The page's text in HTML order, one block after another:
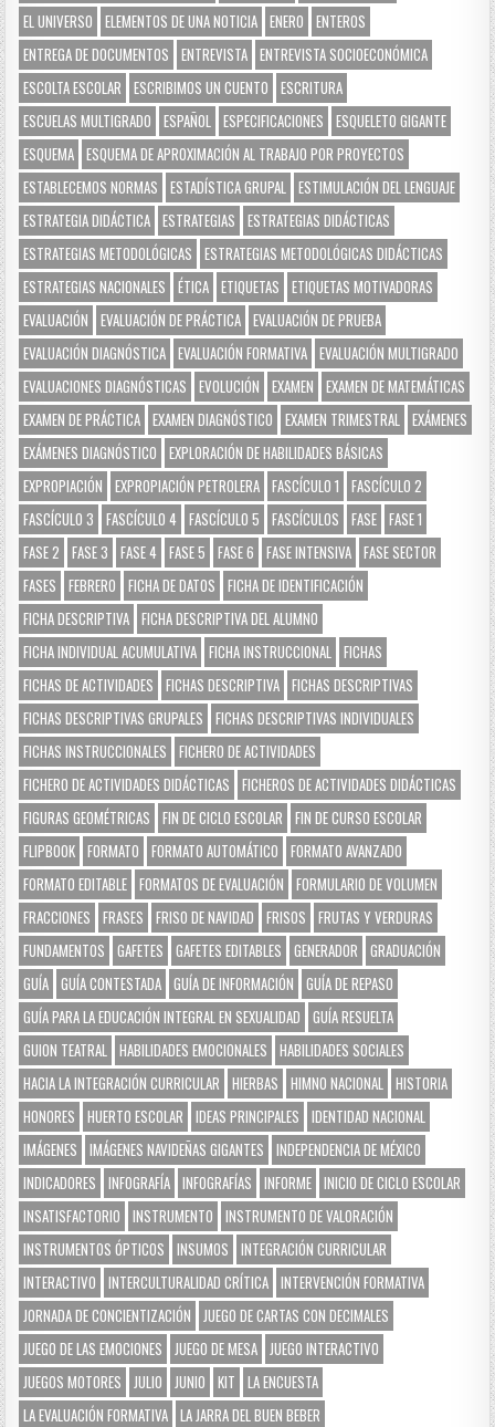
EL UNIVERSO
ELEMENTOS DE UNA NOTICIA ENERO
ENTEROS
ENTREGA DE DOCUMENTOS
ENTREVISTA ENTREVISTA SOCIOECONÓMICA
ESCOLTA ESCOLAR
ESCRIBIMOS UN CUENTO
ESCRITURA
ESCUELAS MULTIGRADO
ESPAÑOL ESPECIFICACIONES
ESQUELETO GIGANTE
ESQUEMA ESQUEMA DE APROXIMACIÓN AL TRABAJO POR PROYECTOS
ESTABLECEMOS NORMAS
ESTADÍSTICA GRUPAL
ESTIMULACIÓN DEL LENGUAJE
ESTRATEGIA DIDÁCTICA ESTRATEGIAS
ESTRATEGIAS DIDÁCTICAS
ESTRATEGIAS METODOLÓGICAS
ESTRATEGIAS METODOLÓGICAS DIDÁCTICAS
ESTRATEGIAS NACIONALES
ÉTICA ETIQUETAS
ETIQUETAS MOTIVADORAS
EVALUACIÓN
EVALUACIÓN DE PRÁCTICA EVALUACIÓN DE PRUEBA
EVALUACIÓN DIAGNÓSTICA EVALUACIÓN FORMATIVA EVALUACIÓN MULTIGRADO
EVALUACIONES DIAGNÓSTICAS
EVOLUCIÓN EXAMEN
EXAMEN DE MATEMÁTICAS
EXAMEN DE PRÁCTICA EXAMEN DIAGNÓSTICO EXAMEN TRIMESTRAL
EXÁMENES
EXÁMENES DIAGNÓSTICO
EXPLORACIÓN DE HABILIDADES BÁSICAS
EXPROPIACIÓN
EXPROPIACIÓN PETROLERA FASCÍCULO 1
FASCÍCULO 2
FASCÍCULO 3
FASCÍCULO 4 FASCÍCULO 5 FASCÍCULOS FASE FASE 1
FASE 2
FASE 3 FASE 4 FASE 5 FASE 6 FASE INTENSIVA FASE SECTOR
FASES
FEBRERO FICHA DE DATOS
FICHA DE IDENTIFICACIÓN
FICHA DESCRIPTIVA FICHA DESCRIPTIVA DEL ALUMNO
FICHA INDIVIDUAL ACUMULATIVA FICHA INSTRUCCIONAL
FICHAS
FICHAS DE ACTIVIDADES
FICHAS DESCRIPTIVA FICHAS DESCRIPTIVAS
FICHAS DESCRIPTIVAS GRUPALES
FICHAS DESCRIPTIVAS INDIVIDUALES
FICHAS INSTRUCCIONALES
FICHERO DE ACTIVIDADES
FICHERO DE ACTIVIDADES DIDÁCTICAS
FICHEROS DE ACTIVIDADES DIDÁCTICAS
FIGURAS GEOMÉTRICAS
FIN DE CICLO ESCOLAR
FIN DE CURSO ESCOLAR
FLIPBOOK FORMATO FORMATO AUTOMÁTICO
FORMATO AVANZADO
FORMATO EDITABLE FORMATOS DE EVALUACIÓN
FORMULARIO DE VOLUMEN
FRACCIONES
FRASES FRISO DE NAVIDAD FRISOS
FRUTAS Y VERDURAS
FUNDAMENTOS
GAFETES GAFETES EDITABLES GENERADOR
GRADUACIÓN
GUÍA GUÍA CONTESTADA GUÍA DE INFORMACIÓN
GUÍA DE REPASO
GUÍA PARA LA EDUCACIÓN INTEGRAL EN SEXUALIDAD
GUÍA RESUELTA
GUION TEATRAL
HABILIDADES EMOCIONALES
HABILIDADES SOCIALES
HACIA LA INTEGRACIÓN CURRICULAR
HIERBAS HIMNO NACIONAL
HISTORIA
HONORES
HUERTO ESCOLAR IDEAS PRINCIPALES
IDENTIDAD NACIONAL
IMÁGENES
IMÁGENES NAVIDEÑAS GIGANTES
INDEPENDENCIA DE MÉXICO
INDICADORES
INFOGRAFÍA INFOGRAFÍAS INFORME INICIO DE CICLO ESCOLAR
INSATISFACTORIO
INSTRUMENTO
INSTRUMENTO DE VALORACIÓN
INSTRUMENTOS ÓPTICOS
INSUMOS
INTEGRACIÓN CURRICULAR
INTERACTIVO
INTERCULTURALIDAD CRÍTICA INTERVENCIÓN FORMATIVA
JORNADA DE CONCIENTIZACIÓN
JUEGO DE CARTAS CON DECIMALES
JUEGO DE LAS EMOCIONES
JUEGO DE MESA JUEGO INTERACTIVO
JUEGOS MOTORES
JULIO JUNIO KIT
LA ENCUESTA
LA EVALUACIÓN FORMATIVA LA JARRA DEL BUEN BEBER